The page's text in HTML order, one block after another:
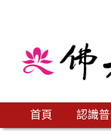
首頁 認識